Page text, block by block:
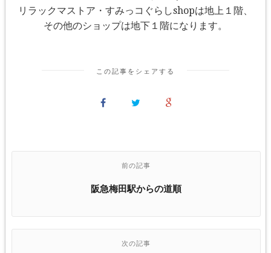
リラックマストア・すみっコぐらしshopは地上１階、
その他のショップは地下１階になります。
この記事をシェアする
前の記事
阪急梅田駅からの道順
次の記事